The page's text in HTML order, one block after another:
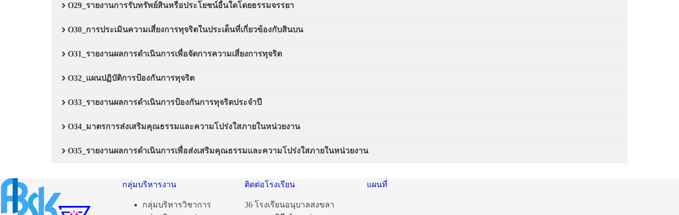
O29_รายงานการรับทรัพย์สินหรือประโยชน์อื่นใดโดยธรรมจรรยา
O30_การประเมินความเสี่ยงการทุจริตในประเด็นที่เกี่ยวข้องกับสินบน
O31_รายงานผลการดำเนินการเพื่อจัดการความเสี่ยงการทุจริต
O32_แผนปฏิบัติการป้องกันการทุจริต
O33_รายงานผลการดำเนินการป้องกันการทุจริตประจำปี
O34_มาตรการส่งเสริมคุณธรรมและความโปร่งใสภายในหน่วยงาน
O35_รายงานผลการดำเนินการเพื่อส่งเสริมคุณธรรมและความโปร่งใสภายในหน่วยงาน
กลุ่มบริหารงาน
กลุ่มบริหารวิชาการ
ติดต่อโรงเรียน
36 โรงเรียนอนุบาลสงขลา
แผนที่